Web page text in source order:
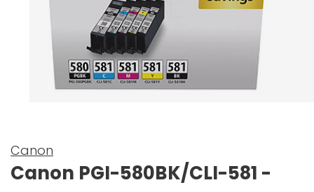
Canon
Canon PGI-580BK/CLI-581 -